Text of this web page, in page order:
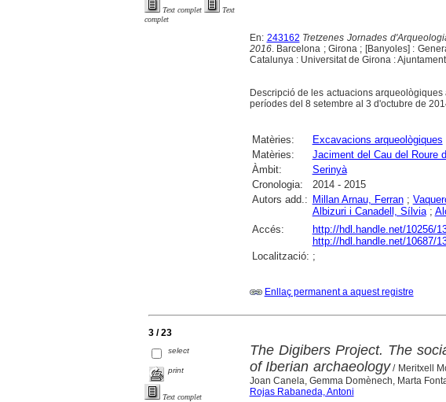
Text complet
Text
complet
En: 243162 Tretzenes Jornades
2016. Barcelona ; Girona ; [Banyoles] :
Catalunya : Universitat de Girona :
Descripció de les actuacions
períodes del 8 setembre al 3 d'octubre de
Matèries: Excavacions arqueològiques
Matèries:
Jaciment del Cau del Roure
Àmbit:
Serinyà
Cronologia:
2014 - 2015
Autors add.: Millan Arnau, Ferran;
Albizuri i Canadell, Sílvia;
Accés:
http://hdl.handle.net/10256/
http://hdl.handle.net/10687/
Localització: ;
Enllaç permanent a aquest registre
3 / 23
select
print
Text complet
The Digibers Project. The
of Iberian archaeology/ Meritxell
Joan Canela, Gemma Domènech, Marta
Rojas Rabaneda, Antoni